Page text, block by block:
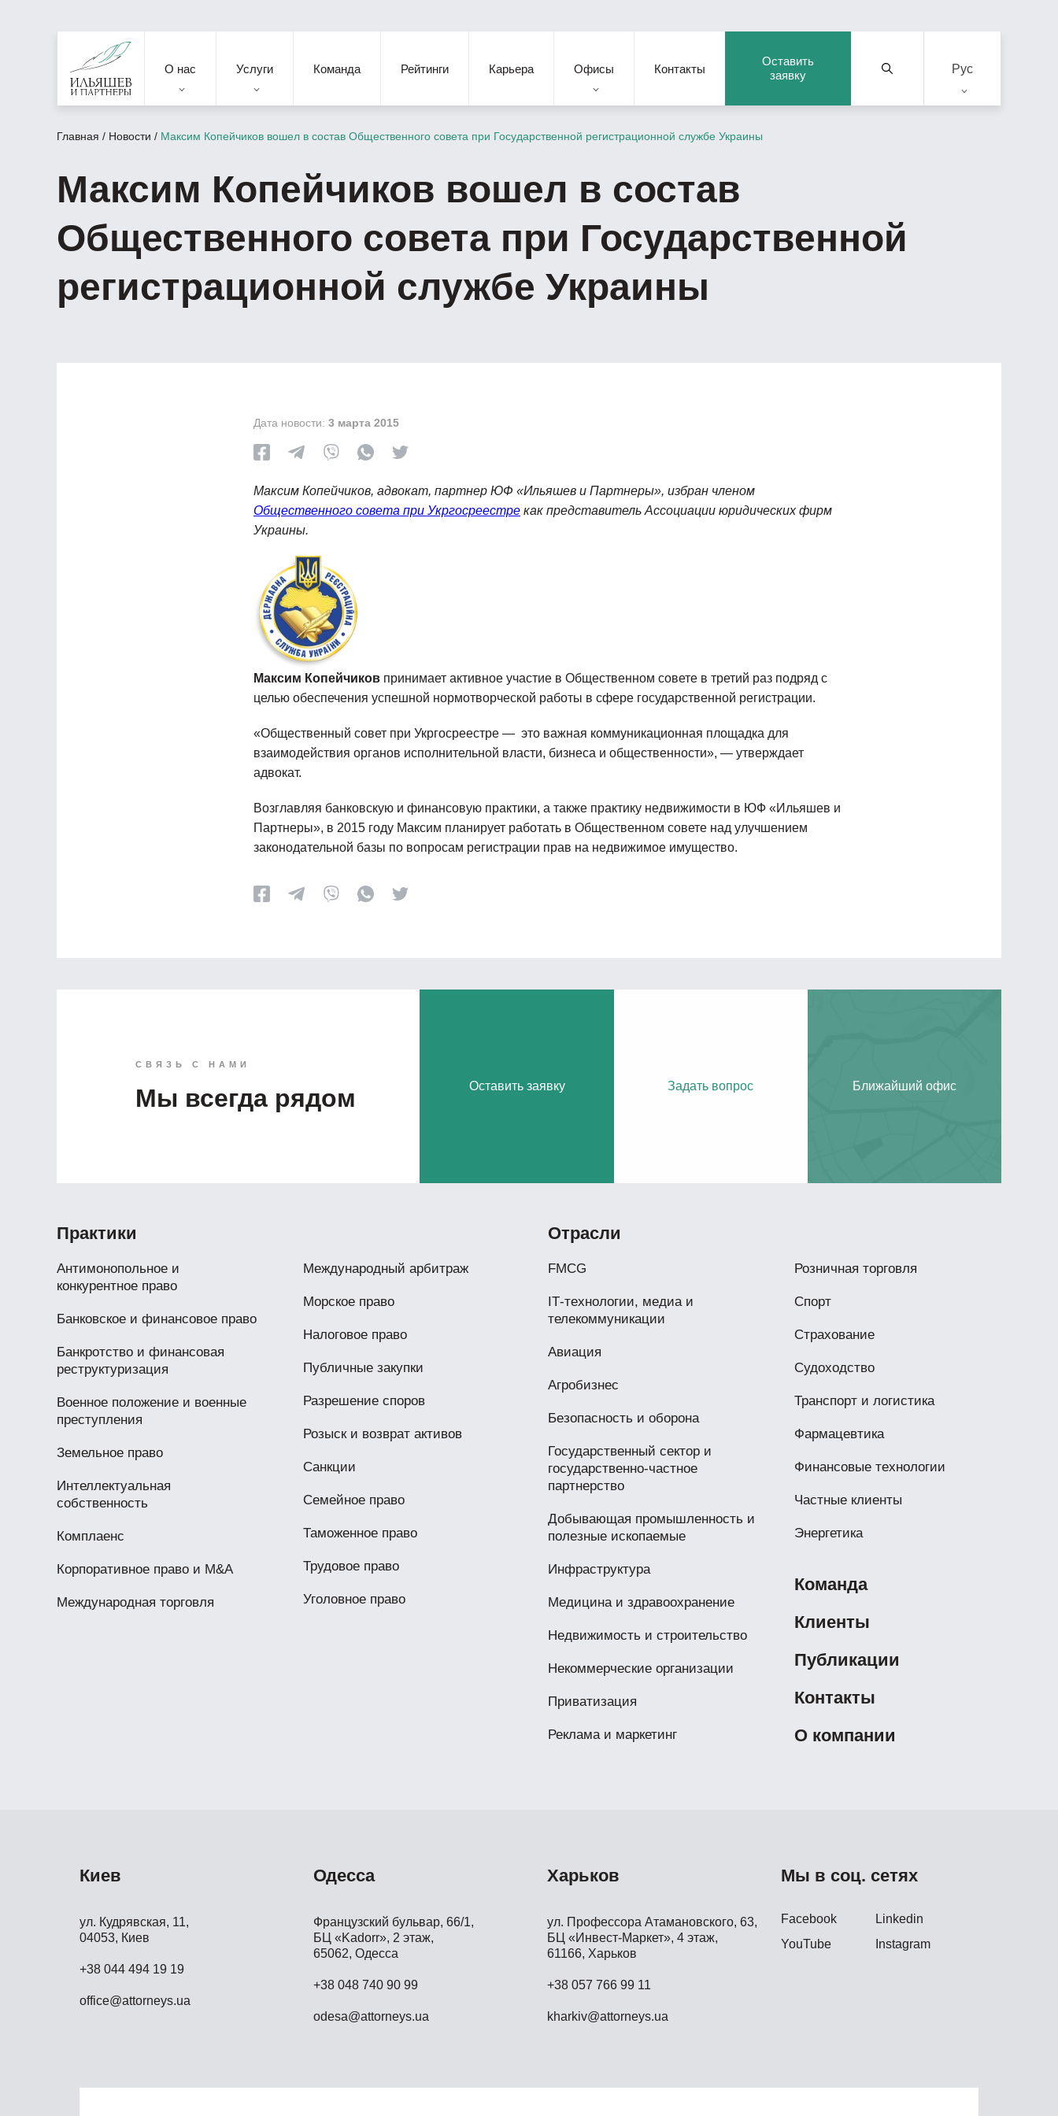
Оставить
заявку
Рус
О нас Услуги Команда Рейтинги Карьера Офисы Контакты
Главная / Новости / Максим Копейчиков вошел в состав Общественного совета при Государственной регистрационной службе Украины
Максим Копейчиков вошел в состав
Общественного совета при Государственной
регистрационной службе Украины
Дата новости: 3 марта 2015
Максим Копейчиков, адвокат, партнер ЮФ «Ильяшев и Партнеры», избран членом
Общественного совета при Укргосреестре как представитель Ассоциации юридических фирм
Украины.
Максим Копейчиков принимает активное участие в Общественном совете в третий раз подряд с
целью обеспечения успешной нормотворческой работы в сфере государственной регистрации.
«Общественный совет при Укргосреестре — это важная коммуникационная площадка для
взаимодействия органов исполнительной власти, бизнеса и общественности», — утверждает
адвокат.
Возглавляя банковскую и финансовую практики, а также практику недвижимости в ЮФ «Ильяшев и
Партнеры», в 2015 году Максим планирует работать в Общественном совете над улучшением
законодательной базы по вопросам регистрации прав на недвижимое имущество.
СВЯЗЬ С НАМИ
Мы всегда рядом Оставить заявку Задать вопрос Ближайший офис
Практики
Антимонопольное и
конкурентное право
Банковское и финансовое право
Банкротство и финансовая
реструктуризация
Военное положение и военные
преступления
Земельное право
Интеллектуальная
собственность
Комплаенс
Корпоративное право и M&A
Международная торговля
Международный арбитраж
Морское право
Налоговое право
Публичные закупки
Разрешение споров
Розыск и возврат активов
Санкции
Семейное право
Таможенное право
Трудовое право
Уголовное право
Отрасли
FMCG
IТ-технологии, медиа и
телекоммуникации
Авиация
Агробизнес
Безопасность и оборона
Государственный сектор и
государственно-частное
партнерство
Добывающая промышленность и
полезные ископаемые
Инфраструктура
Медицина и здравоохранение
Недвижимость и строительство
Некоммерческие организации
Приватизация
Реклама и маркетинг
Розничная торговля
Спорт
Страхование
Судоходство
Транспорт и логистика
Фармацевтика
Финансовые технологии
Частные клиенты
Энергетика
Команда
Клиенты
Публикации
Контакты
О компании
Киев
ул. Кудрявская, 11,
04053, Киев
+38 044 494 19 19
office@attorneys.ua
Одесса
Французский бульвар, 66/1,
БЦ «Kadorr», 2 этаж,
65062, Одесса
+38 048 740 90 99
odesa@attorneys.ua
Харьков
ул. Профессора Атамановского, 63,
БЦ «Инвест-Маркет», 4 этаж,
61166, Харьков
+38 057 766 99 11
kharkiv@attorneys.ua
Мы в соц. сетях
Facebook
Linkedin
YouTube
Instagram